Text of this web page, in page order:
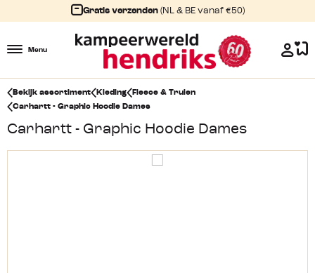
Gratis verzenden (NL & BE vanaf €50)
Menu
Bekijk assortiment Kleding
Fleece & Truien
Carhartt - Graphic Hoodie Dames
Carhartt - Graphic Hoodie Dames